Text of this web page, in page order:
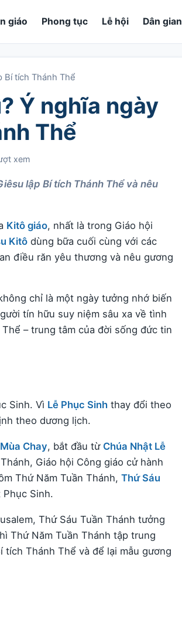
giáo Phong tục Lễ hội Dân gian
Bí tích Thánh Thể
Ý nghĩa ngày
Thể
xem
lập Bí tích Thánh Thể và nêu
Kitô giáo, nhất là trong Giáo hội
Kitô dùng bữa cuối cùng với các
điều răn yêu thương và nêu gương
chỉ là một ngày tưởng nhớ biến
tín hữu suy niệm sâu xa về tình
– trung tâm của đời sống đức tin
Sinh. Vì Lễ Phục Sinh thay đổi theo
theo dương lịch.
Mùa Chay, bắt đầu từ Chúa Nhật Lễ
Giáo hội Công giáo cử hành
Thứ Năm Tuần Thánh, Thứ Sáu
Sinh.
Thứ Sáu Tuần Thánh tưởng
Thứ Năm Tuần Thánh tập trung
tích Thánh Thể và để lại mẫu gương